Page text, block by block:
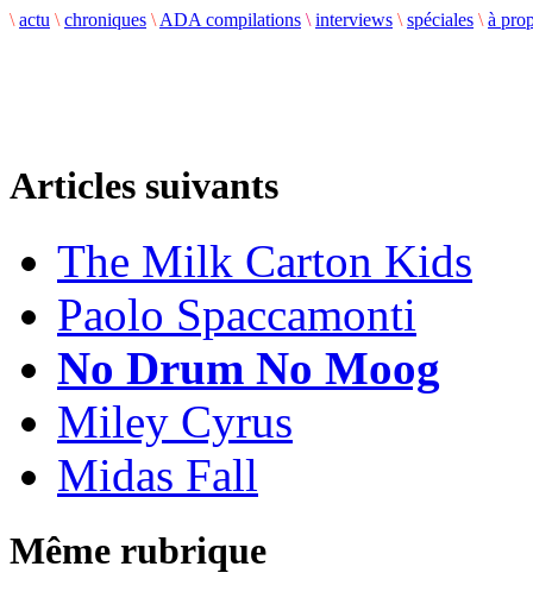
\ actu \ chroniques \ ADA compilations \ interviews \ spéciales \ à
Articles suivants
The Milk Carton Kids
Paolo Spaccamonti
No Drum No Moog
Miley Cyrus
Midas Fall
Même rubrique